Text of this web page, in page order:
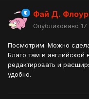
Фай Д.
Опубликовано
Посмотрим. Можно
Благо там в английской
редактировать и
удобно.